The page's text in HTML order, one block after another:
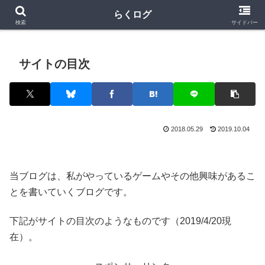
クラロワ クラロワリーグ プロスピA
サイトの目次
2018.05.29 2019.10.04
当ブログは、私がやっているゲームやその他興味があるこ
とを書いていくブログです。
下記がサイトの目次のようなものです（2019/4/20現
在）。
検索
らくログ
サイドバー